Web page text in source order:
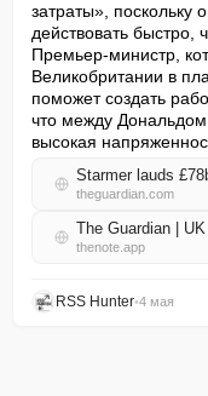
затраты», поскольку
действовать быстро,
Премьер-министр,
Великобритании в
поможет создать
что между
высокая
theguardian.com
The Guardian |
thenote.app
RSS Hunter•4 мая